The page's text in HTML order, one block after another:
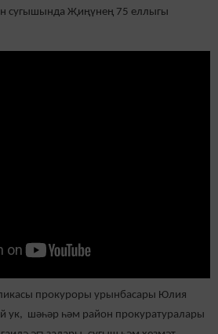
сугышында Җиңүнең 75 еллыгы
прокуроры урынбасары Юлия
ук, шәһәр һәм район прокуратуралары